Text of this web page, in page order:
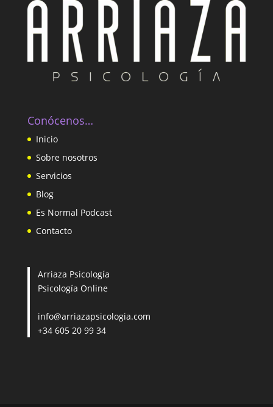
Conócenos…
Inicio
Sobre nosotros
Servicios
Blog
Es Normal Podcast
Contacto
Arriaza Psicología
Psicología Online
info@arriazapsicologia.com
+34 605 20 99 34